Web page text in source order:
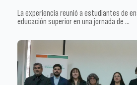
La experiencia reunió a estudiantes de
educación superior en una jornada de …